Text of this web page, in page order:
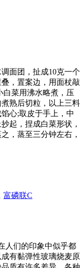
面团，扯成10克一个
，置案边，用面杖敲
白菜用沸水略煮，压
熟后切粒，以上三料
心;取皮于手上，中
起，捏成白菜形状，
，蒸至三分钟左右，
富磷联C
人们的印象中似乎都
有黏弹性玻璃烧麦原